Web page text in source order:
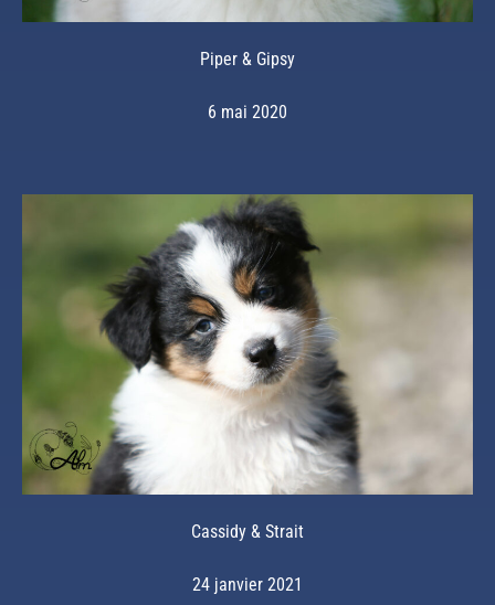
Piper & Gipsy
6 mai 2020
Cassidy & Strait
24 janvier 2021